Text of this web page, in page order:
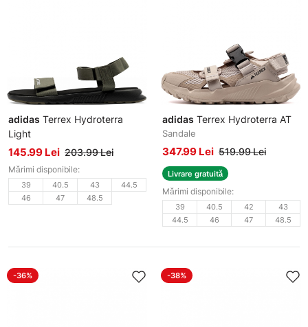
adidas Terrex Hydroterra
Light
Sandale
145.99 Lei 203.99 Lei
Mărimi disponibile:
39 40.5 43
44.5
46
47 48.5
adidas Terrex Hydroterra AT
Sandale
347.99 Lei 519.99 Lei
Livrare gratuită
Mărimi disponibile:
39 40.5 42
43
44.5
46 47 48.5
-36% -38%